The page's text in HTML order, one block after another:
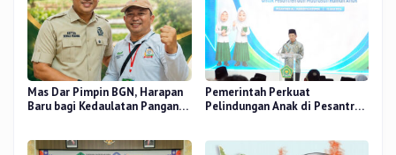
Mas Dar Pimpin BGN, Harapan
Baru bagi Kedaulatan Pangan
Pemerintah Perkuat
Pelindungan Anak di Pesantren